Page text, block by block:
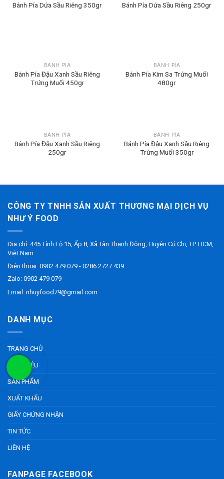
Bánh Pía Dứa Sầu Riêng 350gr Bánh Pía Dứa Sầu Riêng 250gr
BÁNH PÍA
Bánh Pía Đậu Xanh Sầu Riêng
Trứng Muối 450gr
BÁNH PÍA
Bánh Pía Kim Sa Trứng Muối
480gr
BÁNH PÍA
Bánh Pía Đậu Xanh Sầu Riêng
250gr
BÁNH PÍA
Bánh Pía Đậu Xanh Sầu Riêng
Trứng Muối 350gr
CÔNG TY TNHH SẢN XUẤT THƯƠNG MẠI DỊCH VỤ
NHƯ Ý FOOD
Ðịa chỉ: 445 Tỉnh Lộ 15, Ấp 8, Xã Tân Thạnh Đông, Huyện Củ Chi, TP. HCM,
Việt Nam
Điện thoại: 0902 479 079 - 0286 2727 439
Zalo: 0902 479 079
Email: nhuyfood79@gmail.com
DANH MỤC
TRANG CHỦ
GIỚI THIỆU
SẢN PHẨM
XUẤT KHẨU
GIẤY CHỨNG NHẬN
TIN TỨC
LIÊN HỆ
FANPAGE FACEBOOK